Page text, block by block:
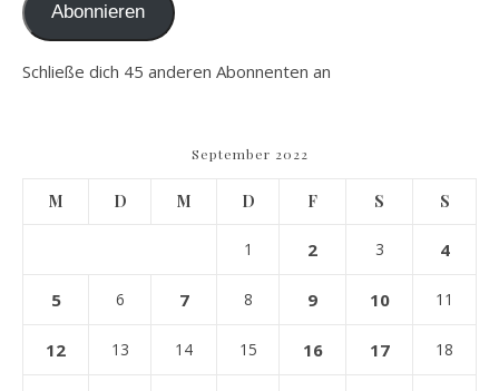
Abonnieren
Schließe dich 45 anderen Abonnenten an
September 2022
M D M D F S S
1 2 3 4
5 6 7 8 9 10 11
12 13 14 15 16 17 18